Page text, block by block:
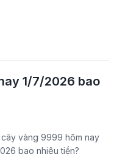
1/7/2026 bao
cây vàng 9999 hôm nay
bao nhiêu tiền?